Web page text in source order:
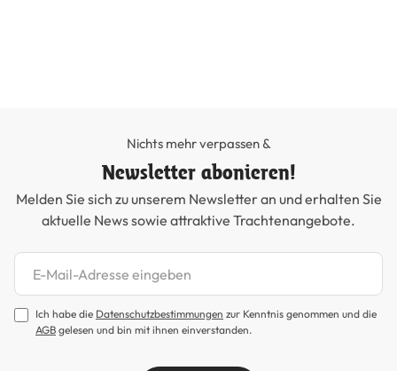
Nichts mehr verpassen &
Newsletter abonieren!
Melden Sie sich zu unserem Newsletter an und erhalten Sie
aktuelle News sowie attraktive Trachtenangebote.
Newsletter abonnieren
Ich habe die Datenschutzbestimmungen zur Kenntnis genommen und die
AGB gelesen und bin mit ihnen einverstanden.